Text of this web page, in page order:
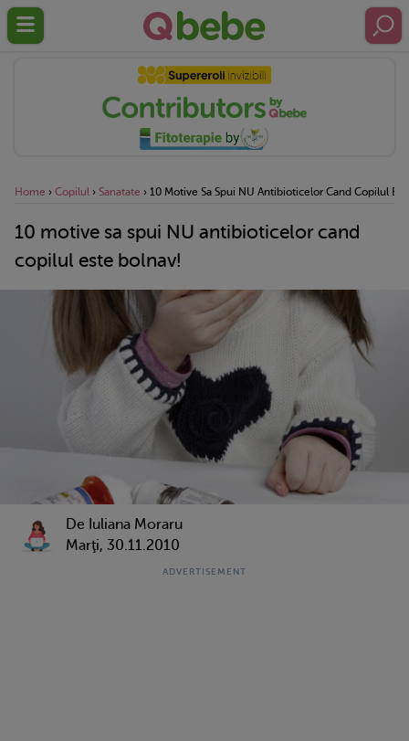
Home › Copilul › Sanatate › 10 Motive Sa Spui NU Antibioticelor Cand Copilul
10 motive sa spui NU antibioticelor cand
copilul este bolnav!
De Iuliana Moraru
Marţi, 30.11.2010